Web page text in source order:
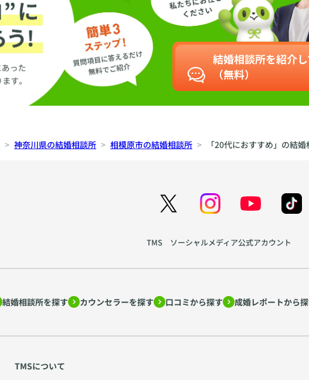
結婚相談所を紹介
（無料）
神奈川県の結婚相談所 相模原市の結婚相談所 「20代におすすめ」の結
TMS ソーシャルメディア公式アカウント
結婚相談所を探す カウンセラーを探す 口コミから探す 成婚レポートから
TMSについて